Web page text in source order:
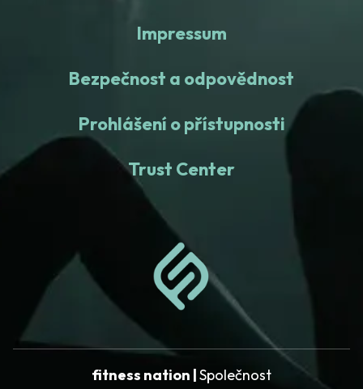
Impressum
Bezpečnost a odpovědnost
Prohlášení o přístupnosti
Trust Center
fitness nation |Společnost